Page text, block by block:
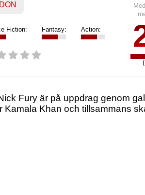
Fiction: Fantasy: Action:
Fury är på uppdrag genom
Kamala Khan och tillsammans